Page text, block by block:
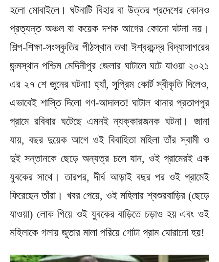
হলো মোবাইলে। ঘটনাটি বিহার বা উত্তর প্রদেশের কোনও
প্রত্যন্ত অঞ্চল বা কয়েক দশক আগের কোনো ঘটনা নয়।
শিল্প-শিক্ষা-সংস্কৃতির পীঠস্থান তথা ঈশ্বরচন্দ্র বিদ্যাসাগরের
জন্মস্থান পশ্চিম মেদিনীপুর জেলার ঘাটালে ঘটে যাওয়া ২০২১
এর ২৭ শে জুনের ঘটনা! হ্যাঁ, সুপ্রিম কোর্ট স্বীকৃতি দিলেও,
এভাবেই শাস্তি দিলো গণ-আদালত! ঘাটাল থানার প্রতাপপুর
গ্রামে রবিবার ঘটেছে এমনই ন্যক্কারজনক ঘটনা। জানা
যায়, বছর দুয়েক আগে ওই বিবাহিতা মহিলা তাঁর স্বামী ও
দুই সন্তানকে ছেড়ে অন্যত্র চলে যান, ওই গ্রামেরই এক
যুবকের সাথে। তারপর, দীর্ঘ আড়াই বছর পর ওই গ্রামেই
ফিরেছেন তাঁরা। খবর পেয়ে, ওই মহিলার শ্বশুরবাড়ির (ছেড়ে
যাওয়া) লোক গিয়ে ওই যুবকের বাড়িতে চড়াও হয় এবং ওই
মহিলাকে গলায় জুতার মালা পরিয়ে গোটা গ্রাম ঘোরানো হয়!